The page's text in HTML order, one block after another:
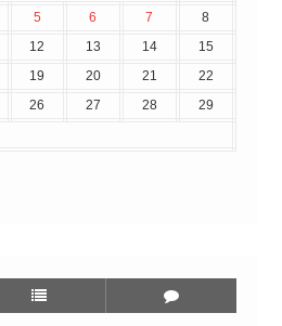
5 6 7
8
12 13 14
15
19 20 21
22
26 27 28
29